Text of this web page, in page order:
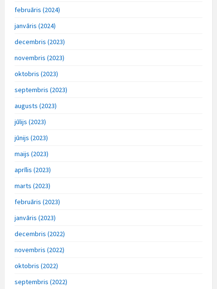
februāris (2024)
janvāris (2024)
decembris (2023)
novembris (2023)
oktobris (2023)
septembris (2023)
augusts (2023)
jūlijs (2023)
jūnijs (2023)
maijs (2023)
aprīlis (2023)
marts (2023)
februāris (2023)
janvāris (2023)
decembris (2022)
novembris (2022)
oktobris (2022)
septembris (2022)